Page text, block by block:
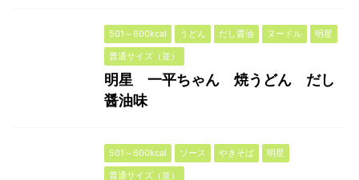
501～600kcal うどん だし醤油 ヌードル
明星
普通サイズ（並）
明星 一平ちゃん 焼うどん だし
醤油味
501～600kcal ソース やきそば
明星
普通サイズ（並）